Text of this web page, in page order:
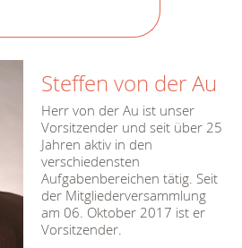
Steffen von der Au
Herr von der Au ist unser
Vorsitzender und seit über 25
Jahren aktiv in den
verschiedensten
Aufgabenbereichen tätig. Seit
der Mitgliederversammlung
am 06. Oktober 2017 ist er
Vorsitzender.